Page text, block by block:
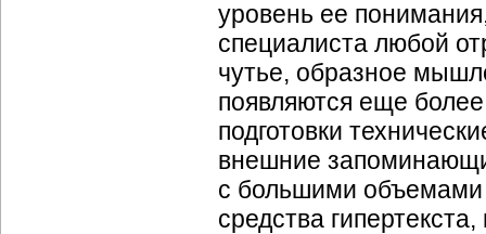
уровень ее
специалиста любой
чутье, образное
появляются еще
подготовки
внешние
с большими
средства